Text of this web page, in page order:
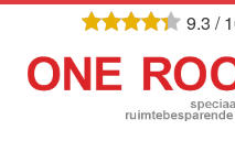
9.3 /